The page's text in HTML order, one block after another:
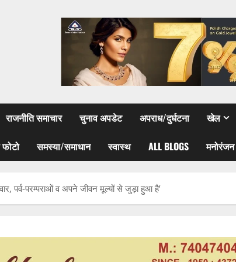
राजनीति समाचार चुनाव अपडेट अपराध/दुर्घटना खेल
समस्या/समाधान स्वास्थ ALL BLOGS मनोरंजन
पर्व-परम्पराओं व अपने जीवन मूल्यों से जुड़ा हुआ है’